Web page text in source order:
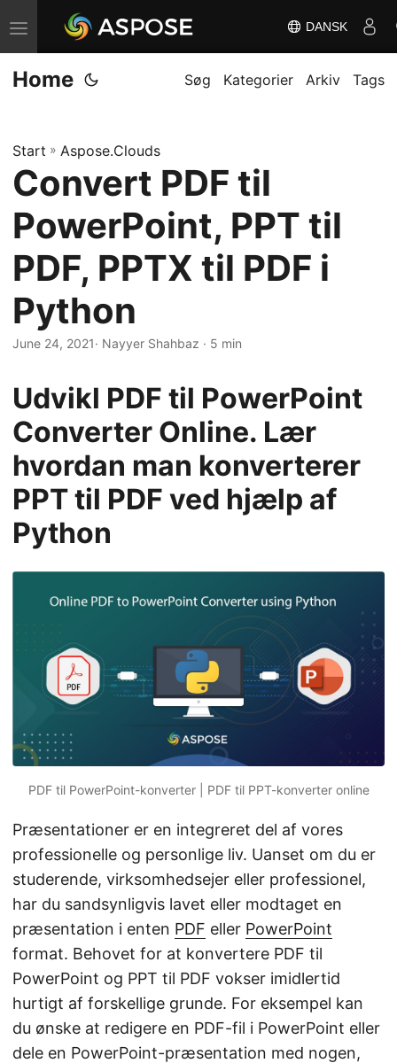
S
k
i
n
a
i
g
a
t
i
o
DANSK
Home Søg Kategorier Arkiv Tags
Start » Aspose.Clouds
Convert PDF til
PowerPoint, PPT til
PDF, PPTX til PDF i
Python
June 24, 2021· Nayyer Shahbaz · 5 min
Udvikl PDF til PowerPoint
Converter Online. Lær
hvordan man konverterer
PPT til PDF ved hjælp af
Python
PDF til PowerPoint-konverter | PDF til PPT-konverter online
Præsentationer er en integreret del af vores
professionelle og personlige liv. Uanset om du er
studerende, virksomhedsejer eller professionel,
har du sandsynligvis lavet eller modtaget en
præsentation i enten PDF eller PowerPoint
format. Behovet for at konvertere PDF til
PowerPoint og PPT til PDF vokser imidlertid
hurtigt af forskellige grunde. For eksempel kan
du ønske at redigere en PDF-fil i PowerPoint eller
dele en PowerPoint-præsentation med nogen,